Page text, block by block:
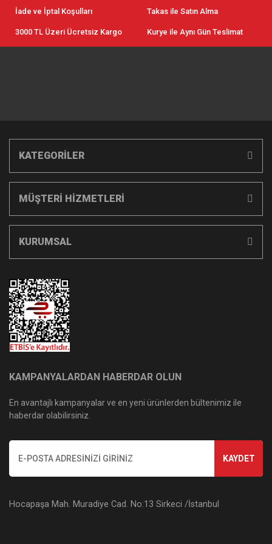
İade ve İptal Koşulları Takas ile Satın Alma
3000 TL Üzeri Ücretsiz Kargo Kurye ile Aynı Gün Teslimat
KATEGORİLER
MÜŞTERİ HİZMETLERİ
KURUMSAL
KAMPANYALARDAN HABERDAR OLUN
En avantajlı kampanyalar ve en yeni ürünlerden bültenimiz ile
haberdar olabilirsiniz.
KAYDET
Hocapaşa Mah. Muradiye Cad. No:13 Sirkeci /İstanbul